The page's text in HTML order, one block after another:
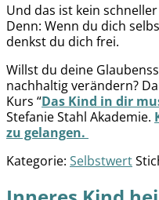
Und das ist kein
Denn: Wenn du dich
denkst du dich frei.
Willst du deine
nachhaltig verändern?
Kurs “Das Kind in dir
Stefanie Stahl Akademie.
zu gelangen.
Kategorie: Selbstwert